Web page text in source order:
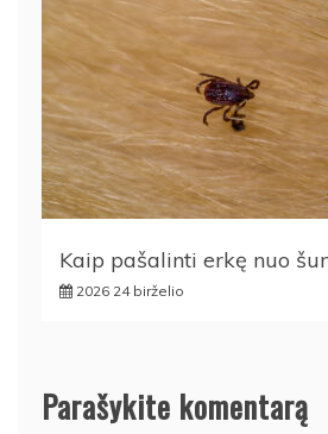
Kaip pašalinti erkę nuo
2026 24 birželio
Parašykite komentarą